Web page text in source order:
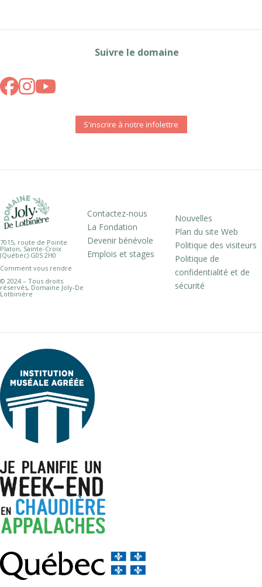
Suivre le domaine
S'inscrire à notre infolettre
7015, route de Pointe
Platon, Sainte-Croix
(Québec) G0S 2H0
Comment vous rendre
© 2024 – Tous droits
réservés, Domaine Joly-De
Lotbinière
Contactez-nous
La Fondation
Devenir bénévole
Emplois et stages
Nouvelles
Plan du site Web
Politique des visiteurs
Politique de
confidentialité et de
sécurité